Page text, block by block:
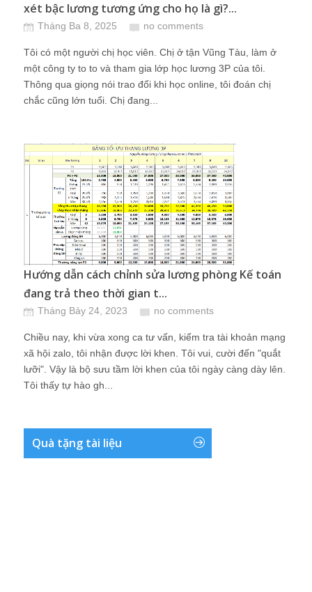
xét bậc lương tương ứng cho họ là gì?...
Tháng Ba 8, 2025 no comments
Tôi có một người chị học viên. Chị ở tận Vũng Tàu, làm ở
một công ty to to và tham gia lớp học lương 3P của tôi.
Thông qua giọng nói trao đổi khi học online, tôi đoán chị
chắc cũng lớn tuổi. Chị đang...
Hướng dẫn cách chỉnh sửa lương phòng Kế toán
đang trả theo thời gian t...
Tháng Bảy 24, 2023 no comments
Chiều nay, khi vừa xong ca tư vấn, kiểm tra tài khoản mạng
xã hội zalo, tôi nhận được lời khen. Tôi vui, cười đến "quắt
lưỡi". Vậy là bộ sưu tầm lời khen của tôi ngày càng dày lên.
Tôi thấy tự hào gh...
Quà tặng tài liệu